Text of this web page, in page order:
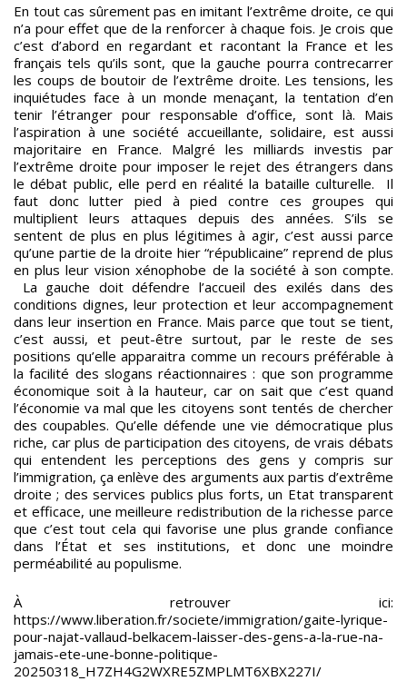
En tout cas sûrement pas en imitant l’extrême droite, ce qui
n’a pour effet que de la renforcer à chaque fois. Je crois que
c’est d’abord en regardant et racontant la France et les
français tels qu’ils sont, que la gauche pourra contrecarrer
les coups de boutoir de l’extrême droite. Les tensions, les
inquiétudes face à un monde menaçant, la tentation d’en
tenir l’étranger pour responsable d’office, sont là. Mais
l’aspiration à une société accueillante, solidaire, est aussi
majoritaire en France. Malgré les milliards investis par
l’extrême droite pour imposer le rejet des étrangers dans
le débat public, elle perd en réalité la bataille culturelle. Il
faut donc lutter pied à pied contre ces groupes qui
multiplient leurs attaques depuis des années. S’ils se
sentent de plus en plus légitimes à agir, c’est aussi parce
qu’une partie de la droite hier “républicaine” reprend de plus
en plus leur vision xénophobe de la société à son compte.
La gauche doit défendre l’accueil des exilés dans des
conditions dignes, leur protection et leur accompagnement
dans leur insertion en France. Mais parce que tout se tient,
c’est aussi, et peut-être surtout, par le reste de ses
positions qu’elle apparaitra comme un recours préférable à
la facilité des slogans réactionnaires : que son programme
économique soit à la hauteur, car on sait que c’est quand
l’économie va mal que les citoyens sont tentés de chercher
des coupables. Qu’elle défende une vie démocratique plus
riche, car plus de participation des citoyens, de vrais débats
qui entendent les perceptions des gens y compris sur
l’immigration, ça enlève des arguments aux partis d’extrême
droite ; des services publics plus forts, un Etat transparent
et efficace, une meilleure redistribution de la richesse parce
que c’est tout cela qui favorise une plus grande confiance
dans l’État et ses institutions, et donc une moindre
perméabilité au populisme.
À retrouver ici:
https://www.liberation.fr/societe/immigration/gaite-lyrique-
pour-najat-vallaud-belkacem-laisser-des-gens-a-la-rue-na-
jamais-ete-une-bonne-politique-
20250318_H7ZH4G2WXRE5ZMPLMT6XBX227I/